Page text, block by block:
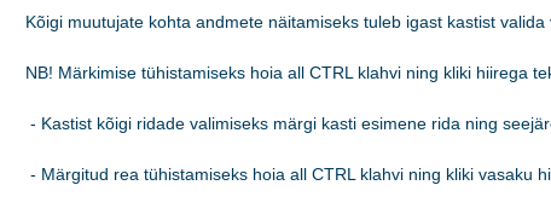
Kõigi muutujate kohta andmete näitamiseks tuleb igast kastist
NB! Märkimise tühistamiseks hoia all CTRL klahvi ning kliki hiirega
- Kastist kõigi ridade valimiseks märgi kasti esimene rida ning
- Märgitud rea tühistamiseks hoia all CTRL klahvi ning kliki vasaku